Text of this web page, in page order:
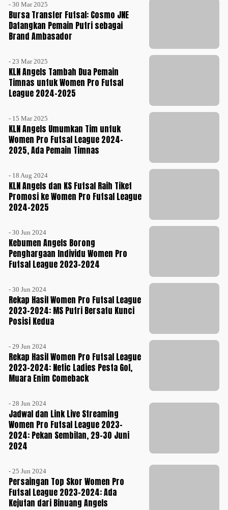
- 30 Mar 2025
Bursa Transfer Futsal: Cosmo JNE
Datangkan Pemain Putri sebagai
Brand Ambasador
- 23 Mar 2025
KLN Angels Tambah Dua Pemain
Timnas untuk Women Pro Futsal
League 2024-2025
- 15 Mar 2025
KLN Angels Umumkan Tim untuk
Women Pro Futsal League 2024-
2025, Ada Pemain Timnas
- 18 Aug 2024
KLN Angels dan KS Futsal Raih Tiket
Promosi ke Women Pro Futsal League
2024-2025
- 30 Jun 2024
Kebumen Angels Borong
Penghargaan Individu Women Pro
Futsal League 2023-2024
- 30 Jun 2024
Rekap Hasil Women Pro Futsal League
2023-2024: MS Putri Bersatu Kunci
Posisi Kedua
- 29 Jun 2024
Rekap Hasil Women Pro Futsal League
2023-2024: Netic Ladies Pesta Gol,
Muara Enim Comeback
- 28 Jun 2024
Jadwal dan Link Live Streaming
Women Pro Futsal League 2023-
2024: Pekan Sembilan, 29-30 Juni
2024
- 25 Jun 2024
Persaingan Top Skor Women Pro
Futsal League 2023-2024: Ada
Kejutan dari Binuang Angels